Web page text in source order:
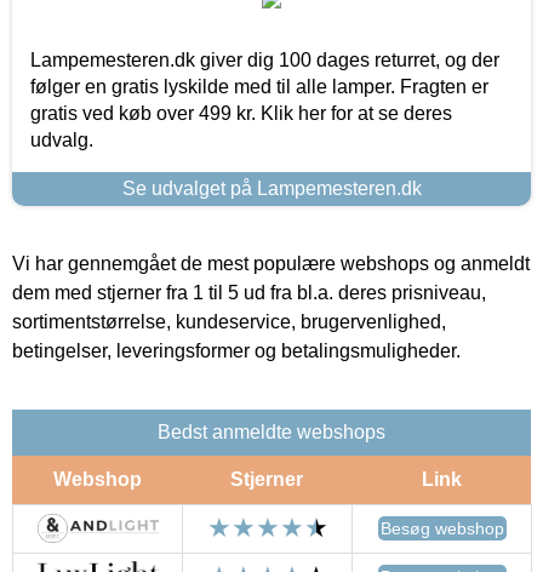
Lampemesteren.dk giver dig 100 dages returret, og der
følger en gratis lyskilde med til alle lamper. Fragten er
gratis ved køb over 499 kr. Klik her for at se deres
udvalg.
Se udvalget på Lampemesteren.dk
Vi har gennemgået de mest populære webshops og anmeldt
dem med stjerner fra 1 til 5 ud fra bl.a. deres prisniveau,
sortimentstørrelse, kundeservice, brugervenlighed,
betingelser, leveringsformer og betalingsmuligheder.
Bedst anmeldte webshops
Webshop Stjerner Link
Besøg webshop